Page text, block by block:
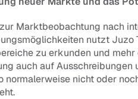
Marktbeobachtung nach
nutzt Juzo
zu erkunden und
auch auf Ausschreibungen
normalerweise nicht oder